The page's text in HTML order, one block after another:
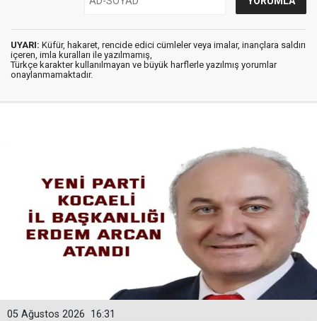
UYARI: Küfür, hakaret, rencide edici cümleler veya imalar, inançlara saldırı
içeren, imla kuralları ile yazılmamış,
Türkçe karakter kullanılmayan ve büyük harflerle yazılmış yorumlar
onaylanmamaktadır.
16:31
05 Ağustos 2026